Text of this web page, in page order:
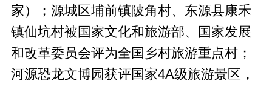
家）；源城区埔前镇陂角村、东源县康禾
镇仙坑村被国家文化和旅游部、国家发展
和改革委员会评为全国乡村旅游重点村；
河源恐龙文博园获评国家4A级旅游景区，